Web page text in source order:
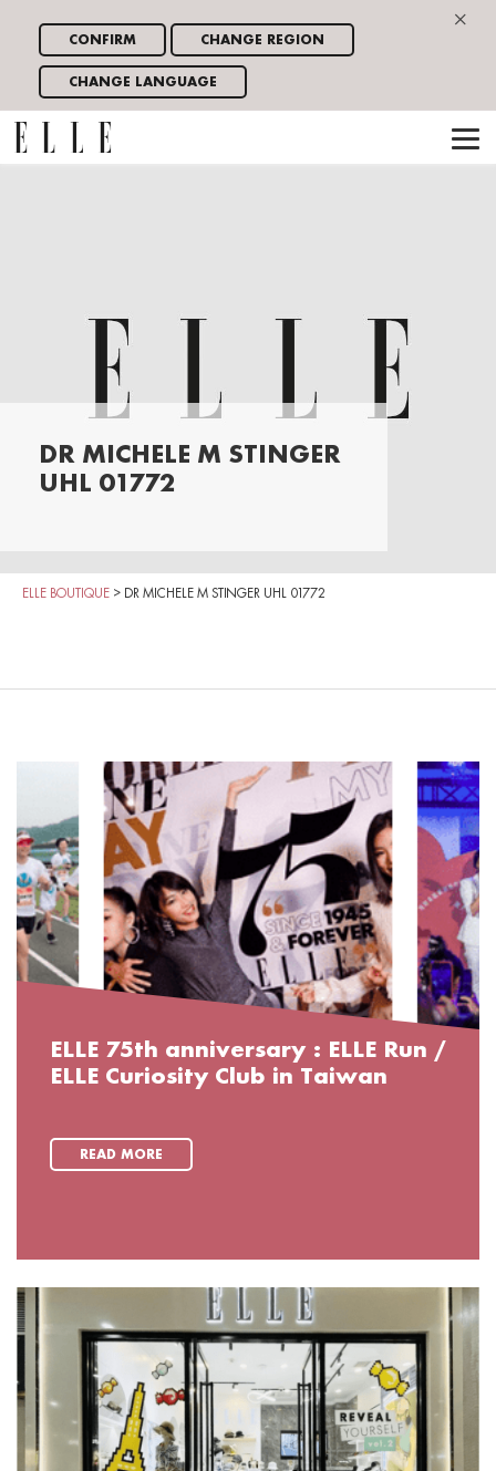
×
CONFIRM CHANGE REGION
CHANGE LANGUAGE
DR MICHELE M STINGER
UHL 01772
ELLE BOUTIQUE > DR MICHELE M STINGER UHL 01772
ELLE 75th anniversary : ELLE Run /
ELLE Curiosity Club in Taiwan
READ MORE